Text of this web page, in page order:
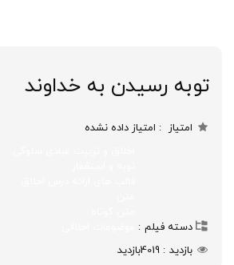
توبه رسیدن به خداوند
امتیاز امتیاز داده نشده
دسته فیلم
بازدید
4019بازدید